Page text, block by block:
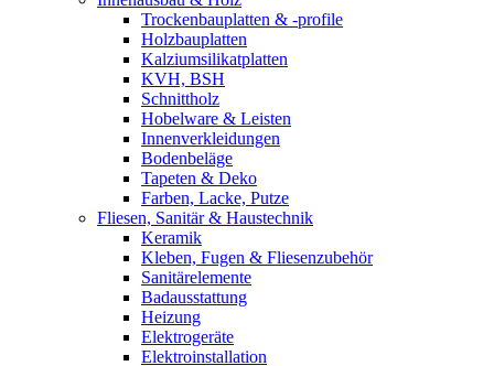
Trockenbauplatten & -profile
Holzbauplatten
Kalziumsilikatplatten
KVH, BSH
Schnittholz
Hobelware & Leisten
Innenverkleidungen
Bodenbeläge
Tapeten & Deko
Farben, Lacke, Putze
Fliesen, Sanitär & Haustechnik
Keramik
Kleben, Fugen & Fliesenzubehör
Sanitärelemente
Badausstattung
Heizung
Elektrogeräte
Elektroinstallation